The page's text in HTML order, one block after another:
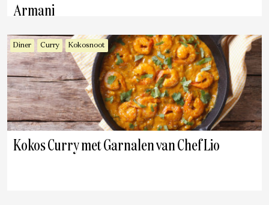
Armani
Diner Curry Kokosnoot
Kokos Curry met Garnalen van Chef Lio